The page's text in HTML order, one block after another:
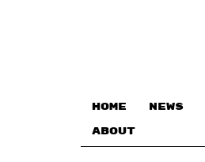
HOME NEWS
ABOUT